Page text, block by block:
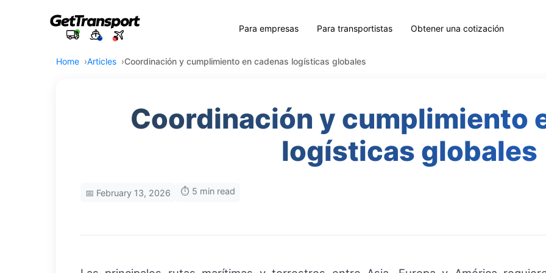
Para empresas Para transportistas Obtener una cotización
Home Articles Coordinación y cumplimiento en cadenas logísticas globales
Coordinación y cumplimiento
logísticas globales
📅 February 13, 2026 ⏱️ 5 min read